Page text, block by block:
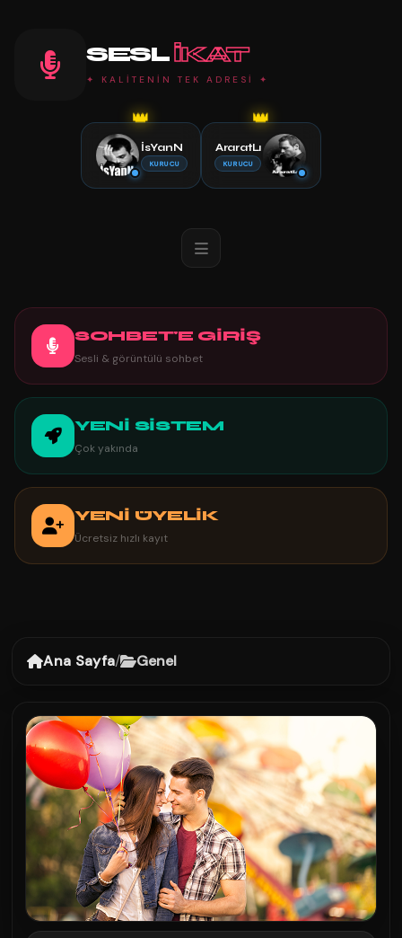
SESL IKAT
✦ KALİTENİN TEK ADRESİ ✦
👑
İsYanN
KURUCU
👑
AraratLı
KURUCU
SOHBET'E GİRİŞ
Sesli & görüntülü sohbet
YENİ SİSTEM
Çok yakında
YENİ ÜYELİK
Ücretsiz hızlı kayıt
Ana Sayfa/ Genel